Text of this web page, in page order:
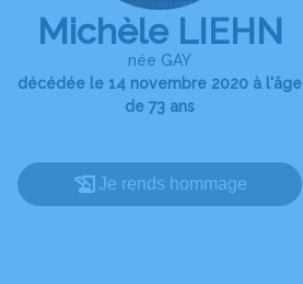
Michèle LIEHN
née GAY
décédée le 14 novembre 2020 à l'âge
de 73 ans
Je rends hommage